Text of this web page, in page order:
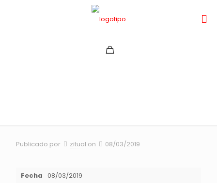
Publicado por zitual on 08/03/2019
Fecha 08/03/2019